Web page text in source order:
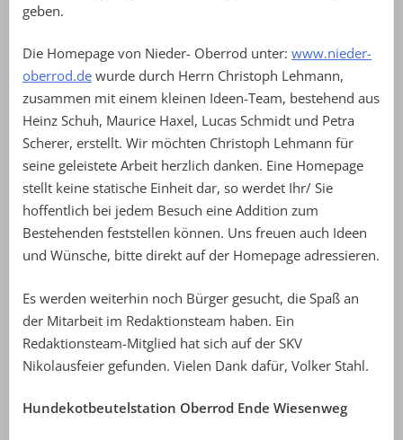
geben.
Die Homepage von Nieder- Oberrod unter: www.nieder-
oberrod.de wurde durch Herrn Christoph Lehmann,
zusammen mit einem kleinen Ideen-Team, bestehend aus
Heinz Schuh, Maurice Haxel, Lucas Schmidt und Petra
Scherer, erstellt. Wir möchten Christoph Lehmann für
seine geleistete Arbeit herzlich danken. Eine Homepage
stellt keine statische Einheit dar, so werdet Ihr/ Sie
hoffentlich bei jedem Besuch eine Addition zum
Bestehenden feststellen können. Uns freuen auch Ideen
und Wünsche, bitte direkt auf der Homepage adressieren.
Es werden weiterhin noch Bürger gesucht, die Spaß an
der Mitarbeit im Redaktionsteam haben. Ein
Redaktionsteam-Mitglied hat sich auf der SKV
Nikolausfeier gefunden. Vielen Dank dafür, Volker Stahl.
Hundekotbeutelstation Oberrod Ende Wiesenweg